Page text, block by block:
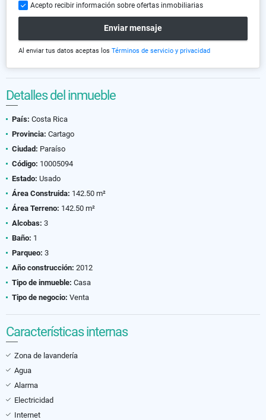
Acepto recibir información sobre ofertas inmobiliarias
Enviar mensaje
Al enviar tus datos aceptas los Términos de servicio y privacidad
Detalles del inmueble
País: Costa Rica
Provincia: Cartago
Ciudad: Paraíso
Código: 10005094
Estado: Usado
Área Construida: 142.50 m²
Área Terreno: 142.50 m²
Alcobas: 3
Baño: 1
Parqueo: 3
Año construcción: 2012
Tipo de inmueble: Casa
Tipo de negocio: Venta
Características internas
Zona de lavandería
Agua
Alarma
Electricidad
Internet